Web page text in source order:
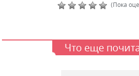
(Пока
Что еще